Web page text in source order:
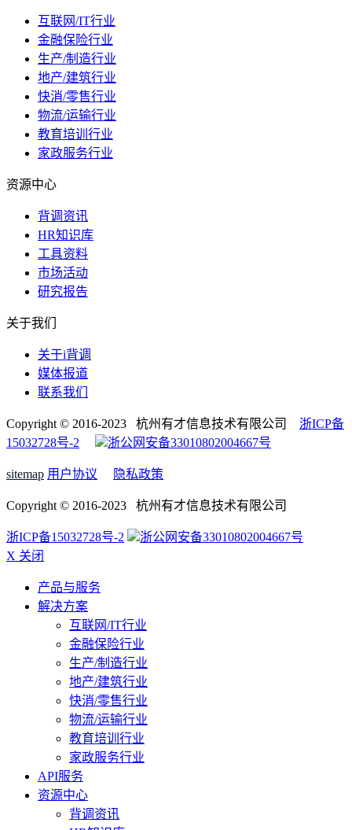
互联网/IT行业
金融保险行业
生产/制造行业
地产/建筑行业
快消/零售行业
物流/运输行业
教育培训行业
家政服务行业
资源中心
背调资讯
HR知识库
工具资料
市场活动
研究报告
关于我们
关于i背调
媒体报道
联系我们
Copyright © 2016-2023 杭州有才信息技术有限公司 浙ICP备
15032728号-2
浙公网安备33010802004667号
sitemap 用户协议 隐私政策
Copyright © 2016-2023 杭州有才信息技术有限公司
浙ICP备15032728号-2
浙公网安备33010802004667号
X 关闭
产品与服务
解决方案
互联网/IT行业
金融保险行业
生产/制造行业
地产/建筑行业
快消/零售行业
物流/运输行业
教育培训行业
家政服务行业
API服务
资源中心
背调资讯